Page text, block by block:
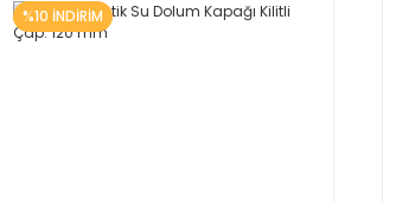
%10 İNDİRİM